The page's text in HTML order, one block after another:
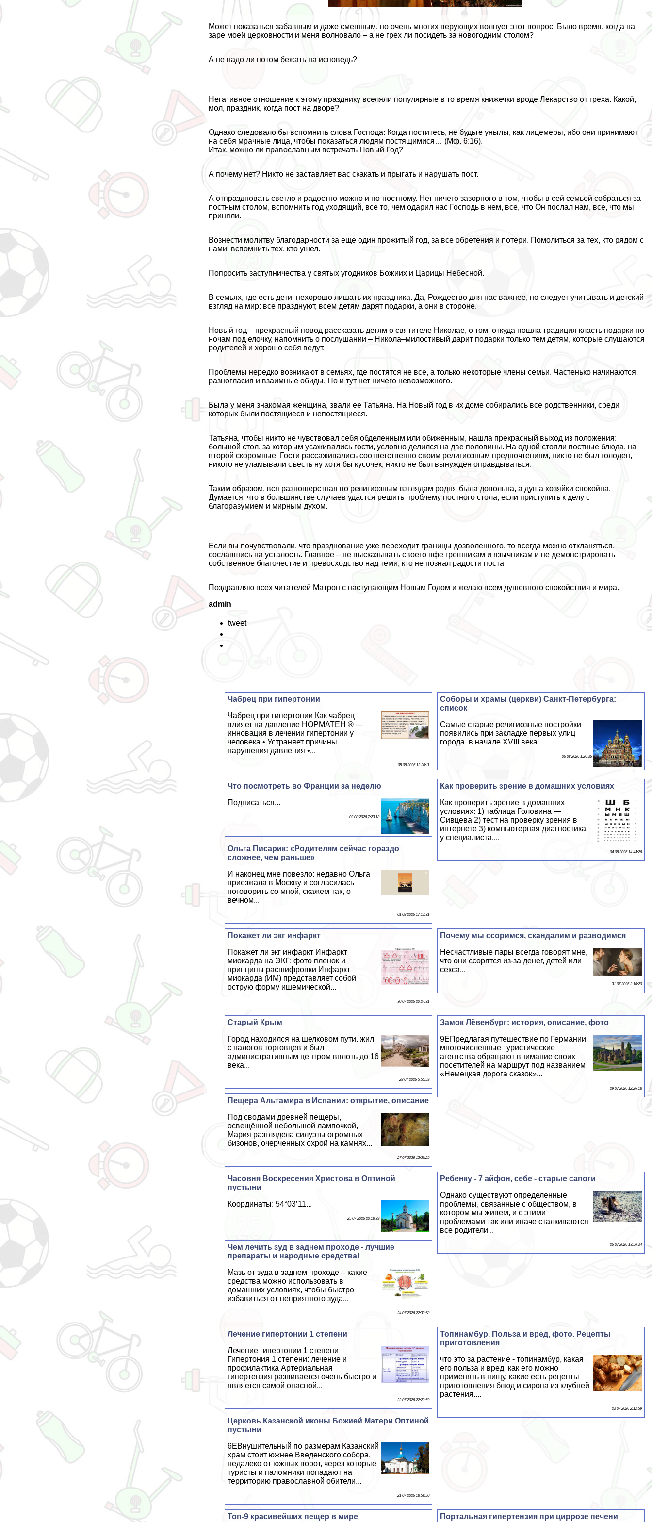
Может показаться забавным и даже смешным, но очень многих верующих волнует этот вопрос. Было время, когда на
заре моей церковности и меня волновало – а не грех ли посидеть за новогодним столом?
А не надо ли потом бежать на исповедь?
Негативное отношение к этому празднику вселяли популярные в то время книжечки вроде Лекарство от греха. Какой,
мол, праздник, когда пост на дворе?
Однако следовало бы вспомнить слова Господа: Когда поститесь, не будьте унылы, как лицемеры, ибо они принимают
на себя мрачные лица, чтобы показаться людям постящимися… (Мф. 6:16).
Итак, можно ли православным встречать Новый Год?
А почему нет? Никто не заставляет вас скакать и прыгать и нарушать пост.
А отпраздновать светло и радостно можно и по-постному. Нет ничего зазорного в том, чтобы в сей семьей собраться за
постным столом, вспомнить год уходящий, все то, чем одарил нас Господь в нем, все, что Он послал нам, все, что мы
приняли.
Вознести молитву благодарности за еще один прожитый год, за все обретения и потери. Помолиться за тех, кто рядом с
нами, вспомнить тех, кто ушел.
Попросить заступничества у святых угодников Божиих и Царицы Небесной.
В семьях, где есть дети, нехорошо лишать их праздника. Да, Рождество для нас важнее, но следует учитывать и детский
взгляд на мир: все празднуют, всем детям дарят подарки, а они в стороне.
Новый год – прекрасный повод рассказать детям о святителе Николае, о том, откуда пошла традиция класть подарки по
ночам под елочку, напомнить о послушании – Никола–милостивый дарит подарки только тем детям, которые слушаются
родителей и хорошо себя ведут.
Проблемы нередко возникают в семьях, где постятся не все, а только некоторые члeны семьи. Частенько начинаются
разногласия и взаимные обиды. Но и тут нет ничего невозможного.
Была у меня знакомая женщина, звали ее Татьяна. На Новый год в их доме собирались все родственники, среди
которых были постящиеся и непостящиеся.
Татьяна, чтобы никто не чувствовал себя обделенным или обиженным, нашла прекрасный выход из положения:
большой стол, за которым усаживались гости, условно делился на две половины. На одной стояли постные блюда, на
второй скоромные. Гости рассаживались соответственно своим религиозным предпочтениям, никто не был голоден,
никого не уламывали съесть ну хотя бы кусочек, никто не был вынужден оправдываться.
Таким образом, вся разношерстная по религиозным взглядам родня была довольна, а душа хозяйки спокойна.
Думается, что в большинстве случаев удастся решить проблему постного стола, если приступить к делу с
благоразумием и мирным духом.
Если вы почувствовали, что празднование уже переходит границы дозволенного, то всегда можно откланяться,
сославшись на усталость. Главное – не высказывать своего пфе грешникам и язычникам и не демонстрировать
собственное благочестие и превосходство над теми, кто не познал радости поста.
Поздравляю всех читателей Матрон с наступающим Новым Годом и желаю всем душевного спокойствия и мира.
admin
tweet
Соборы и храмы (церкви) Санкт-Петербурга:
список
Самые старые религиозные постройки
появились при закладке первых улиц
города, в начале XVIII века...
06 08 2026 1:26:36
Чабрец при гипертонии
Чабрец при гипертонии Как чабрец
влияет на давление НОРМАТЕН ® —
инновация в лечении гипертонии у
человека • Устраняет причины
нарушения давления •...
05 08 2026 12:20:11
Как проверить зрение в домашних условиях
Как проверить зрение в домашних
условиях: 1) таблица Головина —
Сивцева 2) тест на проверку зрения в
интернете 3) компьютерная диагностика
у специалиста....
04 08 2026 14:44:26
Что посмотреть во Франции за неделю
Подписаться...
02 08 2026 7:23:13
Ольга Писарик: «Родителям сейчас гораздо
сложнее, чем раньше»
И наконец мне повезло: недавно Ольга
приезжала в Москву и согласилась
поговорить со мной, скажем так, о
вечном...
01 08 2026 17:13:31
Почему мы ссоримся, скандалим и разводимся
Несчастливые пары всегда говорят мне,
что они ссорятся из-за денег, детей или
ceкcа...
31 07 2026 2:10:20
Покажет ли экг инфаркт
Покажет ли экг инфаркт Инфаркт
миокарда на ЭКГ: фото пленок и
принципы расшифровки Инфаркт
миокарда (ИМ) представляет собой
острую форму ишемической...
30 07 2026 20:24:31
Замок Лёвенбург: история, описание, фото
9EПредлагая путешествие по Германии,
многочисленные туристические
агентства обращают внимание своих
посетителей на маршрут под названием
«Немецкая дорога сказок»...
29 07 2026 12:26:18
Старый Крым
Город находился на шелковом пути, жил
с налогов торговцев и был
административным центром вплоть до 16
века...
28 07 2026 5:55:59
Пещера Альтамира в Испании: открытие, описание
Под сводами древней пещеры,
освещённой небольшой лампочкой,
Мария разглядела силуэты огромных
бизонов, очерченных охрой на камнях...
27 07 2026 13:29:28
Ребенку - 7 айфон, себе - старые сапоги
Однако существуют определенные
проблемы, связанные с обществом, в
котором мы живем, и с этими
проблемами так или иначе сталкиваются
все родители...
26 07 2026 13:50:34
Часовня Воскресения Христова в Оптиной
пустыни
Координаты: 54°03’11...
25 07 2026 20:18:39
Чем лечить зуд в заднем проходе - лучшие
препараты и народные средства!
Мазь от зуда в заднем проходе – какие
средства можно использовать в
домашних условиях, чтобы быстро
избавиться от неприятного зуда...
24 07 2026 22:33:58
Топинамбур. Польза и вред, фото. Рецепты
приготовления
что это за растение - топинамбур, какая
его польза и вред, как его можно
применять в пищу, какие есть рецепты
приготовления блюд и сиропа из клубней
растения....
23 07 2026 2:12:59
Лечение гипертонии 1 степени
Лечение гипертонии 1 степени
Гипертония 1 степени: лечение и
профилактика Артериальная
гипертензия развивается очень быстро и
является самой опасной...
22 07 2026 22:23:59
Церковь Казанской иконы Божией Матери Оптиной
пустыни
6EВнушительный по размерам Казанский
храм стоит южнее Введенского собора,
недалеко от южных ворот, через которые
туристы и паломники попадают на
территорию православной обители...
21 07 2026 18:59:50
Портальная гипертензия при циррозе печени
Топ-9 красивейших пещер в мире